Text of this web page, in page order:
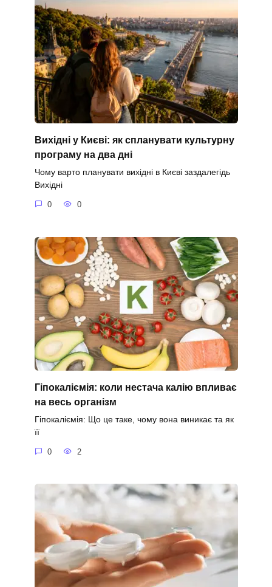
Вихідні у Києві: як спланувати культурну
програму на два дні
Чому варто планувати вихідні в Києві заздалегідь
Вихідні
0 0
Гіпокаліємія: коли нестача калію впливає
на весь організм
Гіпокаліємія: Що це таке, чому вона виникає та як
її
0 2